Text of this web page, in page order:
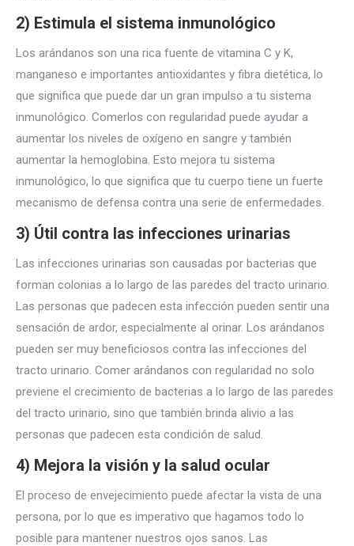
2) Estimula el sistema inmunológico
Los arándanos son una rica fuente de vitamina C y K,
manganeso e importantes antioxidantes y fibra dietética, lo
que significa que puede dar un gran impulso a tu sistema
inmunológico. Comerlos con regularidad puede ayudar a
aumentar los niveles de oxígeno en sangre y también
aumentar la hemoglobina. Esto mejora tu sistema
inmunológico, lo que significa que tu cuerpo tiene un fuerte
mecanismo de defensa contra una serie de enfermedades.
3) Útil contra las infecciones urinarias
Las infecciones urinarias son causadas por bacterias que
forman colonias a lo largo de las paredes del tracto urinario.
Las personas que padecen esta infección pueden sentir una
sensación de ardor, especialmente al orinar. Los arándanos
pueden ser muy beneficiosos contra las infecciones del
tracto urinario. Comer arándanos con regularidad no solo
previene el crecimiento de bacterias a lo largo de las paredes
del tracto urinario, sino que también brinda alivio a las
personas que padecen esta condición de salud.
4) Mejora la visión y la salud ocular
El proceso de envejecimiento puede afectar la vista de una
persona, por lo que es imperativo que hagamos todo lo
posible para mantener nuestros ojos sanos. Las